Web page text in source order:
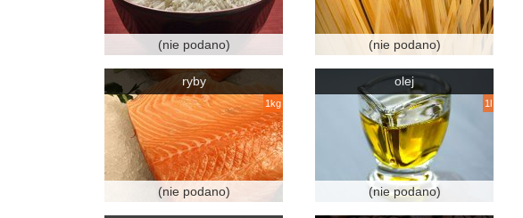
(nie podano) (nie podano)
ryby
1kg
(nie podano)
olej
1l
(nie podano)